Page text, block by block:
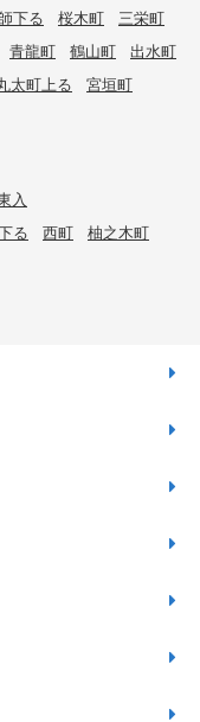
下る 桜木町
三栄町
青龍町 鶴山町
出水町
太町上る
宮垣町
入
る 西町 柚之木町